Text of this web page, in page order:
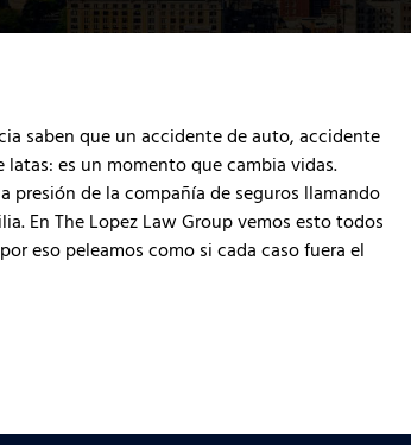
saben que un accidente de auto, accidente
es un momento que cambia vidas.
presión de la compañía de seguros llamando
En The Lopez Law Group vemos esto todos
eso peleamos como si cada caso fuera el